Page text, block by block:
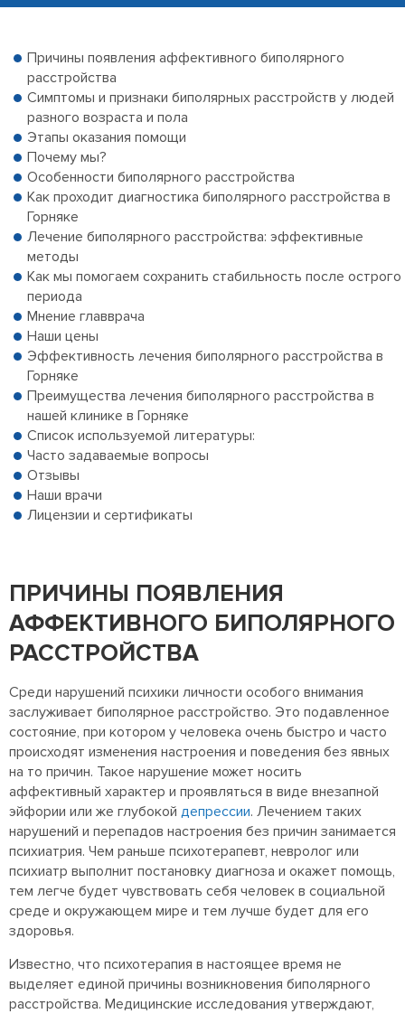
Причины появления аффективного биполярного
расстройства
Симптомы и признаки биполярных расстройств у людей
разного возраста и пола
Этапы оказания помощи
Почему мы?
Особенности биполярного расстройства
Как проходит диагностика биполярного расстройства в
Горняке
Лечение биполярного расстройства: эффективные
методы
Как мы помогаем сохранить стабильность после острого
периода
Мнение главврача
Наши цены
Эффективность лечения биполярного расстройства в
Горняке
Преимущества лечения биполярного расстройства в
нашей клинике в Горняке
Список используемой литературы:
Часто задаваемые вопросы
Отзывы
Наши врачи
Лицензии и сертификаты
ПРИЧИНЫ ПОЯВЛЕНИЯ
АФФЕКТИВНОГО БИПОЛЯРНОГО
РАССТРОЙСТВА
Среди нарушений психики личности особого внимания
заслуживает биполярное расстройство. Это подавленное
состояние, при котором у человека очень быстро и часто
происходят изменения настроения и поведения без явных
на то причин. Такое нарушение может носить
аффективный характер и проявляться в виде внезапной
эйфории или же глубокой депрессии. Лечением таких
нарушений и перепадов настроения без причин занимается
психиатрия. Чем раньше психотерапевт, невролог или
психиатр выполнит постановку диагноза и окажет помощь,
тем легче будет чувствовать себя человек в социальной
среде и окружающем мире и тем лучше будет для его
здоровья.
Известно, что психотерапия в настоящее время не
выделяет единой причины возникновения биполярного
расстройства. Медицинские исследования утверждают,